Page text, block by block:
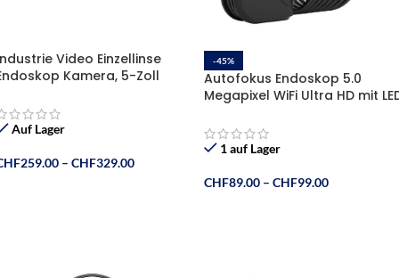
Video Einzellinse
Kamera, 5-Zoll
32GB TF Karte
Auf Lager
259.00 – CHF329.00
-45%
Autofokus Endoskop 5.0
Megapixel WiFi Ultra HD mit
und Android
1 auf Lager
CHF89.00 – CHF99.00